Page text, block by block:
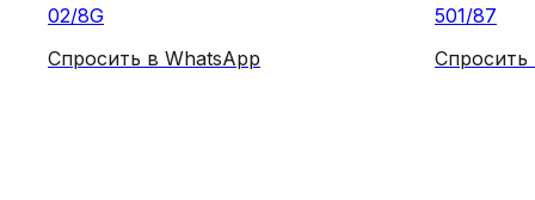
02/8G
Спросить в WhatsApp
501/87
Спросить